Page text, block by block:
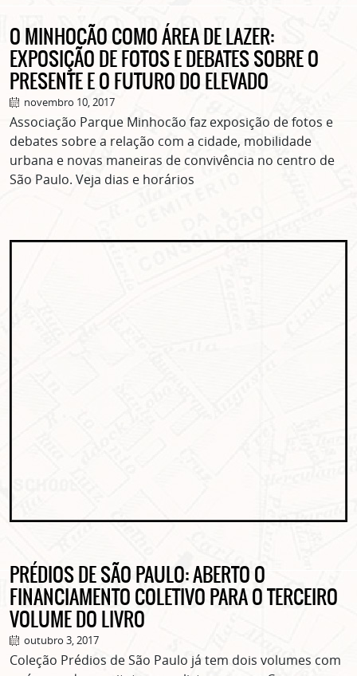
O MINHOCÃO COMO ÁREA DE LAZER:
EXPOSIÇÃO DE FOTOS E DEBATES SOBRE O
PRESENTE E O FUTURO DO ELEVADO
novembro 10, 2017
Associação Parque Minhocão faz exposição de fotos e
debates sobre a relação com a cidade, mobilidade
urbana e novas maneiras de convivência no centro de
São Paulo. Veja dias e horários
PRÉDIOS DE SÃO PAULO: ABERTO O
FINANCIAMENTO COLETIVO PARA O TERCEIRO
VOLUME DO LIVRO
outubro 3, 2017
Coleção Prédios de São Paulo já tem dois volumes com